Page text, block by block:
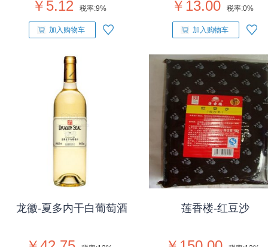
￥5.12 税率:9%
加入购物车
￥13.00 税率:0%
加入购物车
龙徽-夏多内干白葡萄酒 莲香楼-红豆沙